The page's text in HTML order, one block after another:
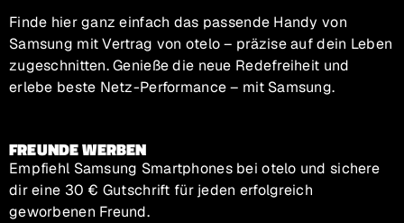
Finde hier ganz einfach das passende Handy von
Samsung mit Vertrag von otelo – präzise auf dein Leben
zugeschnitten. Genieße die neue Redefreiheit und
erlebe beste Netz-Performance – mit Samsung.
FREUNDE WERBEN
Empfiehl Samsung Smartphones bei otelo und sichere
dir eine 30 € Gutschrift für jeden erfolgreich
geworbenen Freund.